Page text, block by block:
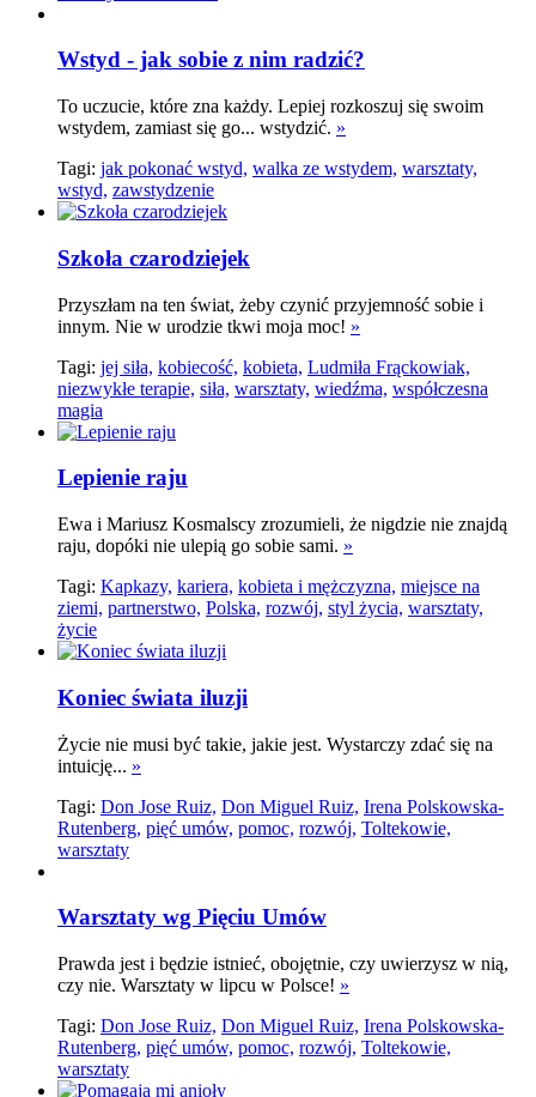
Wstyd - jak sobie z nim radzić?
To uczucie, które zna każdy. Lepiej rozkoszuj się swoim
wstydem, zamiast się go... wstydzić. »
Tagi: jak pokonać wstyd, walka ze wstydem, warsztaty,
wstyd, zawstydzenie
Szkoła czarodziejek
Przyszłam na ten świat, żeby czynić przyjemność sobie i
innym. Nie w urodzie tkwi moja moc! »
Tagi: jej siła, kobiecość, kobieta, Ludmiła Frąckowiak,
niezwykłe terapie, siła, warsztaty, wiedźma, współczesna
magia
Lepienie raju
Ewa i Mariusz Kosmalscy zrozumieli, że nigdzie nie znajdą
raju, dopóki nie ulepią go sobie sami. »
Tagi: Kapkazy, kariera, kobieta i mężczyzna, miejsce na
ziemi, partnerstwo, Polska, rozwój, styl życia, warsztaty,
życie
Koniec świata iluzji
Życie nie musi być takie, jakie jest. Wystarczy zdać się na
intuicję... »
Tagi: Don Jose Ruiz, Don Miguel Ruiz, Irena Polskowska-
Rutenberg, pięć umów, pomoc, rozwój, Toltekowie,
warsztaty
Warsztaty wg Pięciu Umów
Prawda jest i będzie istnieć, obojętnie, czy uwierzysz w nią,
czy nie. Warsztaty w lipcu w Polsce! »
Tagi: Don Jose Ruiz, Don Miguel Ruiz, Irena Polskowska-
Rutenberg, pięć umów, pomoc, rozwój, Toltekowie,
warsztaty